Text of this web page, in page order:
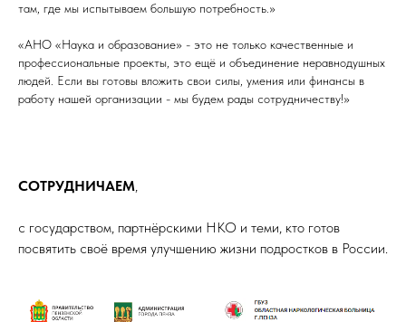
там, где мы испытываем большую потребность.»
«АНО «Наука и образование» - это не только качественные и
профессиональные проекты, это ещё и объединение неравнодушных
людей. Если вы готовы вложить свои силы, умения или финансы в
работу нашей организации - мы будем рады сотрудничеству!»
СОТРУДНИЧАЕМ,
​с государством, партнёрскими НКО и теми, кто готов
посвятить своё время улучшению жизни подростков в России.